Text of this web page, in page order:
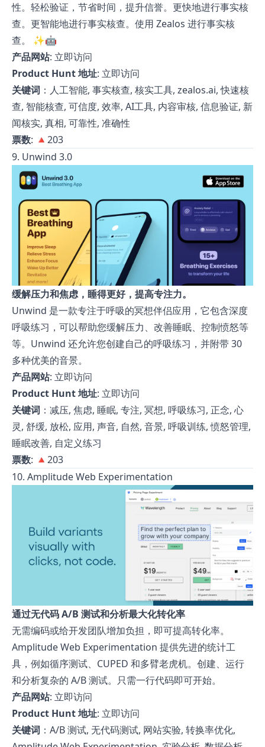
性。轻松验证，节省时间，提升信誉。更快地进行事实核
查。更智能地进行事实核查。使用 Zealos 进行事实核
查。 ✨🤖
产品网站: 立即访问
Product Hunt 地址: 立即访问
关键词 ：人工智能, 事实核查, 核实工具, zealos.ai, 快速核
查, 智能核查, 可信度, 效率, AI工具, 内容审核, 信息验证, 新
闻核实, 真相, 可靠性, 准确性
票数: 🔺203
9. Unwind 3.0
缓解压力和焦虑，睡得更好，提高专注力。
Unwind 是一款专注于呼吸的冥想伴侣应用，它包含深度
呼吸练习，可以帮助您缓解压力、改善睡眠、控制愤怒等
等。Unwind 还允许您创建自己的呼吸练习，并附带 30
多种优美的音景。
产品网站: 立即访问
Product Hunt 地址: 立即访问
关键词 ：减压, 焦虑, 睡眠, 专注, 冥想, 呼吸练习, 正念, 心
灵, 舒缓, 放松, 应用, 声音, 自然, 音景, 呼吸训练, 愤怒管理,
睡眠改善, 自定义练习
票数: 🔺203
10. Amplitude Web Experimentation
通过无代码 A/B 测试和分析最大化转化率
无需编码或给开发团队增加负担，即可提高转化率。
Amplitude Web Experimentation 提供先进的统计工
具，例如循序测试、CUPED 和多臂老虎机。创建、运行
和分析复杂的 A/B 测试。只需一行代码即可开始。
产品网站: 立即访问
Product Hunt 地址: 立即访问
关键词 ：A/B 测试, 无代码测试, 网站实验, 转换率优化,